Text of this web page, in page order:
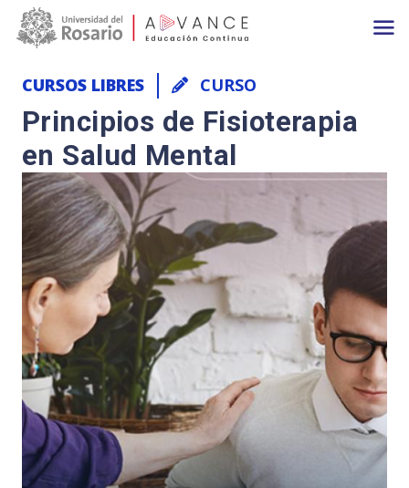
Main navigation
CURSOS LIBRES CURSO
Principios de Fisioterapia
en Salud Mental